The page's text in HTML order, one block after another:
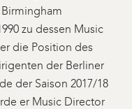
zu dessen Music
die Position des
der Berliner
der Saison 2017/18
er Music Director